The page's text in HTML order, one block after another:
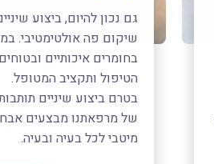
גם נכון להיום, ביצוע
שיקום פה אולטימטיבי.
בחומרים איכותיים
הטיפול ותקציב המטופל.
בטרם ביצוע שיניים
של מרפאתנו מבצעים
מיטבי לכל בעיה ובעיה.ㅤ